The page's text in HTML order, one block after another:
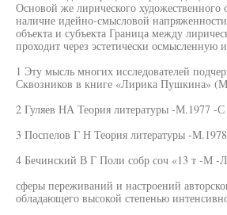
Основой же лирического художественного
наличие идейно-смысловой
объекта и субъекта Граница между
проходит через эстетически осмысленную
1 Эту мысль многих исследователей
Сквозников в книге «Лирика Пушкина»
2 Гуляев НА Теория литературы -М.1977 -С
3 Поспелов Г Н Теория литературы -
4 Бечинский В Г Поли собр соч «13 т -М
сферы переживаний и настроений
обладающего высокой степенью